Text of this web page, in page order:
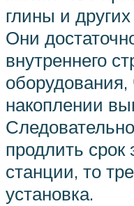
глины и
Они
внутреннего
накоплении
продлить срок
станции, то
установка.